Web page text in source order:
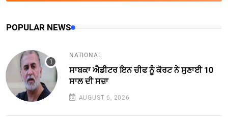
POPULAR NEWS
NATIONAL
ਸਾਬਕਾ ਐਡੀਟਰ ਇਨ ਚੀਫ ਨੂੰ ਕੋਰਟ ਨੇ ਸੁਣਾਈ 10
ਸਾਲ ਦੀ ਸਜ਼ਾ
AUGUST 6, 2026